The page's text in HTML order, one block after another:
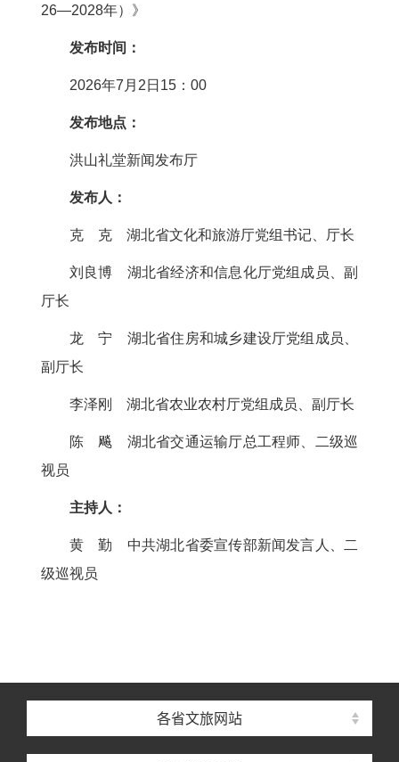
26—2028年）》
发布时间：
2026年7月2日15：00
发布地点：
洪山礼堂新闻发布厅
发布人：
克 克 湖北省文化和旅游厅党组书记、厅长
刘良博 湖北省经济和信息化厅党组成员、副
厅长
龙 宁 湖北省住房和城乡建设厅党组成员、
副厅长
李泽刚 湖北省农业农村厅党组成员、副厅长
陈 飚 湖北省交通运输厅总工程师、二级巡
视员
主持人：
黄 勤 中共湖北省委宣传部新闻发言人、二
级巡视员
各省文旅网站